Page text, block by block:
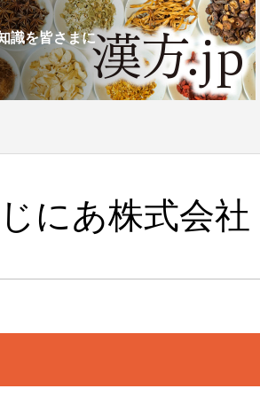
識を皆さまに
にあ株式会社